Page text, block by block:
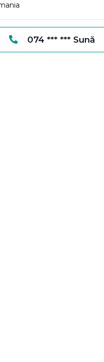
074 *** *** Sună